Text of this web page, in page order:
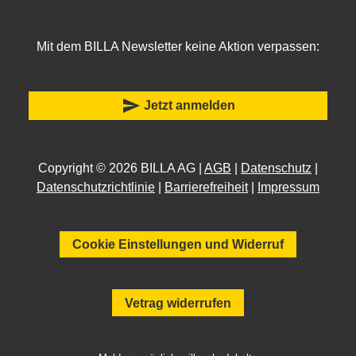
Mit dem BILLA Newsletter keine Aktion verpassen:
send Jetzt anmelden
Copyright © 2026 BILLA AG | AGB Datenschutz
Datenschutzrichtlinie
Barrierefreiheit| Impressum
Cookie Einstellungen und Widerruf
Vetrag widerrufen